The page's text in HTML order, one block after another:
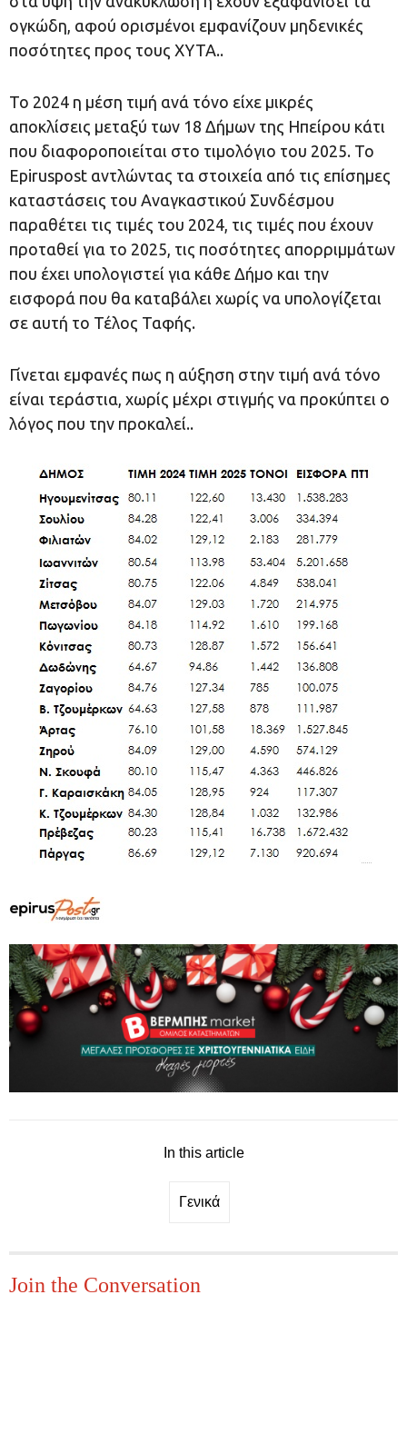
ογκώδη, αφού ορισμένοι εμφανίζουν μηδενικές
ποσότητες προς τους ΧΥΤΑ..
Το 2024 η μέση τιμή ανά τόνο είχε μικρές
αποκλίσεις μεταξύ των 18 Δήμων της Ηπείρου κάτι
που διαφοροποιείται στο τιμολόγιο του 2025. Το
Epiruspost αντλώντας τα στοιχεία από τις επίσημες
καταστάσεις του Αναγκαστικού Συνδέσμου
παραθέτει τις τιμές του 2024, τις τιμές που έχουν
προταθεί για το 2025, τις ποσότητες απορριμμάτων
που έχει υπολογιστεί για κάθε Δήμο και την
εισφορά που θα καταβάλει χωρίς να υπολογίζεται
σε αυτή το Τέλος Ταφής.
Γίνεται εμφανές πως η αύξηση στην τιμή ανά τόνο
είναι τεράστια, χωρίς μέχρι στιγμής να προκύπτει ο
λόγος που την προκαλεί..
In this article
Γενικά
Join the Conversation